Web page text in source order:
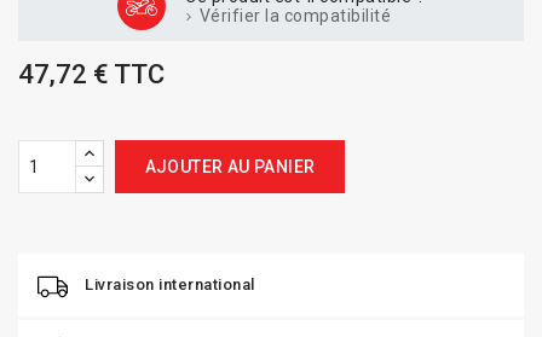
Vérifier la compatibilité
47,72 € TTC
AJOUTER AU PANIER
Livraison international